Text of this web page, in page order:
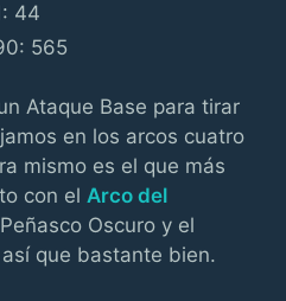
44
565
Ataque Base para tirar
en los arcos cuatro
mismo es el que más
con el Arco del
Oscuro y el
que bastante bien.